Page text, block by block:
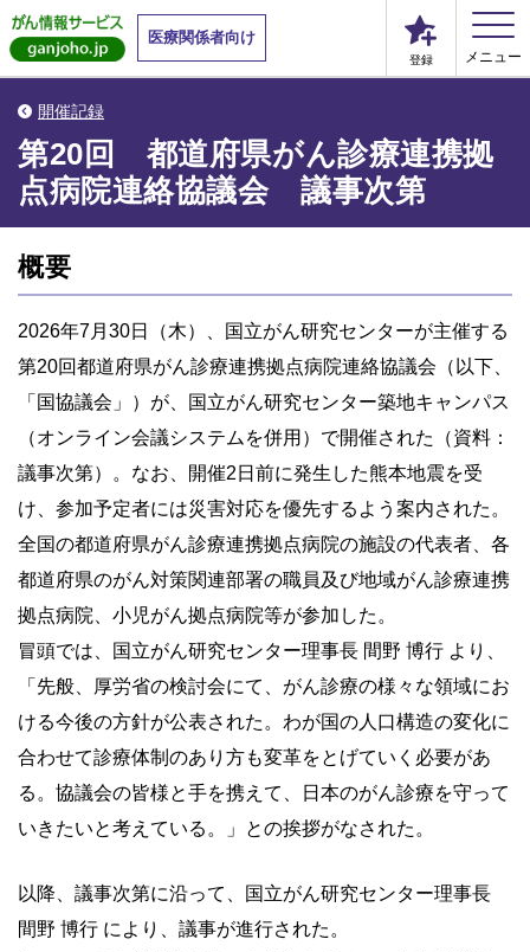
医療関係者向け
登録 メニュー
開催記録
第20回 都道府県がん診療連携拠
点病院連絡協議会 議事次第
概要
2026年7月30日（木）、国立がん研究センターが主催する
第20回都道府県がん診療連携拠点病院連絡協議会（以下、
「国協議会」）が、国立がん研究センター築地キャンパス
（オンライン会議システムを併用）で開催された（資料：
議事次第）。なお、開催2日前に発生した熊本地震を受
け、参加予定者には災害対応を優先するよう案内された。
全国の都道府県がん診療連携拠点病院の施設の代表者、各
都道府県のがん対策関連部署の職員及び地域がん診療連携
拠点病院、小児がん拠点病院等が参加した。
冒頭では、国立がん研究センター理事長 間野 博行 より、
「先般、厚労省の検討会にて、がん診療の様々な領域にお
ける今後の方針が公表された。わが国の人口構造の変化に
合わせて診療体制のあり方も変革をとげていく必要があ
る。協議会の皆様と手を携えて、日本のがん診療を守って
いきたいと考えている。」との挨拶がなされた。
以降、議事次第に沿って、国立がん研究センター理事長
間野 博行 により、議事が進行された。